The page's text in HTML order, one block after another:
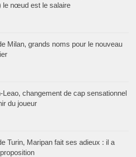
le nœud est le salaire
Milan, grands noms pour le nouveau
Leao, changement de cap sensationnel
du joueur
Turin, Maripan fait ses adieux : il a